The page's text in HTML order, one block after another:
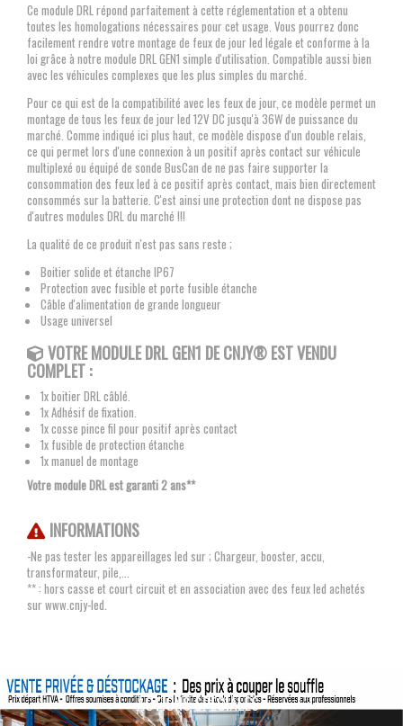
Ce module DRL répond parfaitement à cette réglementation et a obtenu
toutes les homologations nécessaires pour cet usage. Vous pourrez donc
facilement rendre votre montage de feux de jour led légale et conforme à la
loi grâce à notre module DRL GEN1 simple d'utilisation. Compatible aussi bien
avec les véhicules complexes que les plus simples du marché.
Pour ce qui est de la compatibilité avec les feux de jour, ce modèle permet un
montage de tous les feux de jour led 12V DC jusqu'à 36W de puissance du
marché. Comme indiqué ici plus haut, ce modèle dispose d'un double relais,
ce qui permet lors d'une connexion à un positif après contact sur véhicule
multiplexé ou équipé de sonde BusCan de ne pas faire supporter la
consommation des feux led à ce positif après contact, mais bien directement
consommés sur la batterie. C'est ainsi une protection dont ne dispose pas
d'autres modules DRL du marché !!!
La qualité de ce produit n'est pas sans reste ;
Boitier solide et étanche IP67
Protection avec fusible et porte fusible étanche
Câble d'alimentation de grande longueur
Usage universel
VOTRE MODULE DRL GEN1 DE CNJY®EST VENDU
COMPLET :
1x boitier DRL câblé.
1x Adhésif de fixation.
1x cosse pince fil pour positif après contact
1x fusible de protection étanche
1x manuel de montage
Votre module DRL est garanti 2 ans**
INFORMATIONS
-Ne pas tester les appareillages led sur ; Chargeur, booster, accu,
transformateur, pile,...
** : hors casse et court circuit et en association avec des feux led achetés
sur www.cnjy-led.
ACTIONS SPÉCIALES